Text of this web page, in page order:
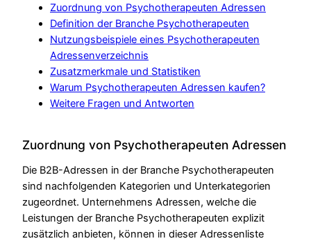
Zuordnung von Psychotherapeuten Adressen
Definition der Branche Psychotherapeuten
Nutzungsbeispiele eines Psychotherapeuten
Adressenverzeichnis
Zusatzmerkmale und Statistiken
Warum Psychotherapeuten Adressen kaufen?
Weitere Fragen und Antworten
Zuordnung von Psychotherapeuten Adressen
Die B2B-Adressen in der Branche Psychotherapeuten
sind nachfolgenden Kategorien und Unterkategorien
zugeordnet. Unternehmens Adressen, welche die
Leistungen der Branche Psychotherapeuten explizit
zusätzlich anbieten, können in dieser Adressenliste